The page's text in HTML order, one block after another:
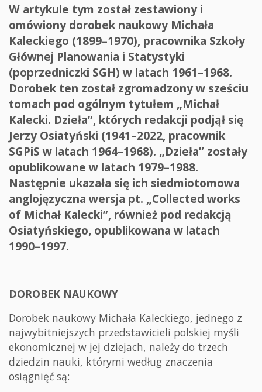
W artykule tym został zestawiony i
omówiony dorobek naukowy Michała
Kaleckiego (1899–1970), pracownika Szkoły
Głównej Planowania i Statystyki
(poprzedniczki SGH) w latach 1961–1968.
Dorobek ten został zgromadzony w sześciu
tomach pod ogólnym tytułem „Michał
Kalecki. Dzieła”, których redakcji podjął się
Jerzy Osiatyński (1941–2022, pracownik
SGPiS w latach 1964–1968). „Dzieła” zostały
opublikowane w latach 1979–1988.
Następnie ukazała się ich siedmiotomowa
anglojęzyczna wersja pt. „Collected works
of Michał Kalecki”, również pod redakcją
Osiatyńskiego, opublikowana w latach
1990–1997.
DOROBEK NAUKOWY
Dorobek naukowy Michała Kaleckiego, jednego z
najwybitniejszych przedstawicieli polskiej myśli
ekonomicznej w jej dziejach, należy do trzech
dziedzin nauki, którymi według znaczenia
osiągnięć są: